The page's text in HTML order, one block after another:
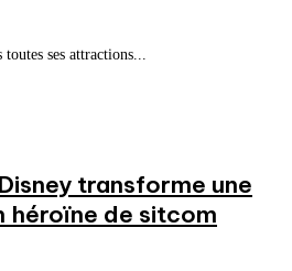
ses attractions...
transforme une
héroïne de sitcom